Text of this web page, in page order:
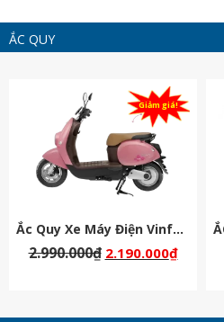
ẮC QUY
Giảm giá!
Ắc Quy Xe Máy Điện Vinfast Motio
2.990.000₫ 2.190.000₫